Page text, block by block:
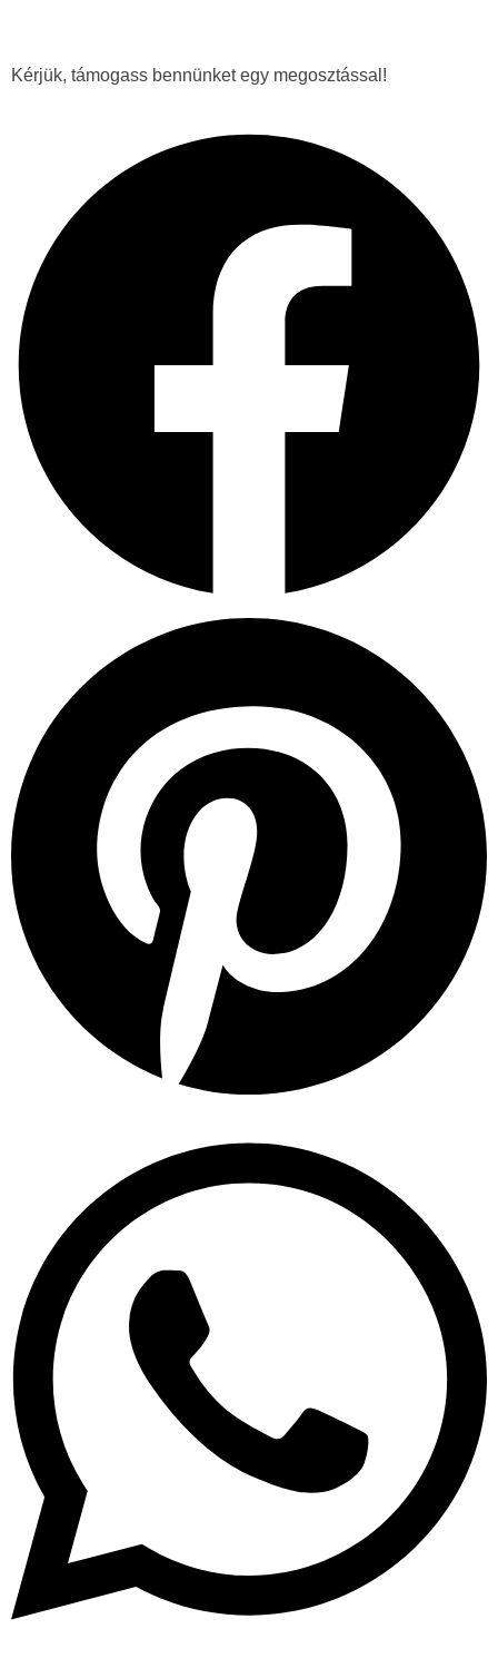
Kérjük, támogass bennünket egy megosztással!